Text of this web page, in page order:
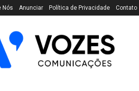
Nós Anunciar Política de Privacidade Contato